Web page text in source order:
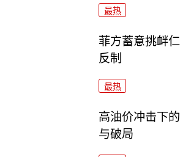
最热
菲方蓄意挑衅
反制
最热
高油价冲击下
与破局